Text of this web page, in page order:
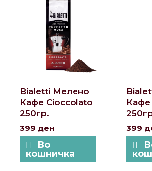
Bialetti Мелено
Кафе Cioccolato
250гр.
399 ден
Во
кошничка
Кафе
399